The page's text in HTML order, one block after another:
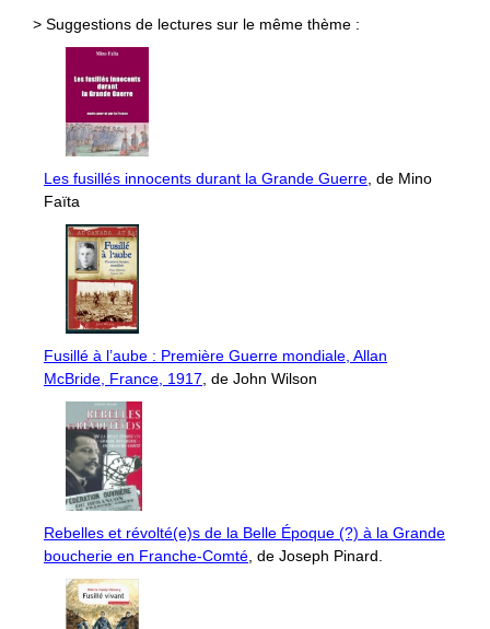
> Suggestions de lectures sur le même thème :
Les fusillés innocents durant la Grande Guerre , de Mino
Faïta
Fusillé à l’aube : Première Guerre mondiale, Allan
McBride, France, 1917 , de John Wilson
Rebelles et révolté(e)s de la Belle Époque (?) à la Grande
boucherie en Franche-Comté , de Joseph Pinard.